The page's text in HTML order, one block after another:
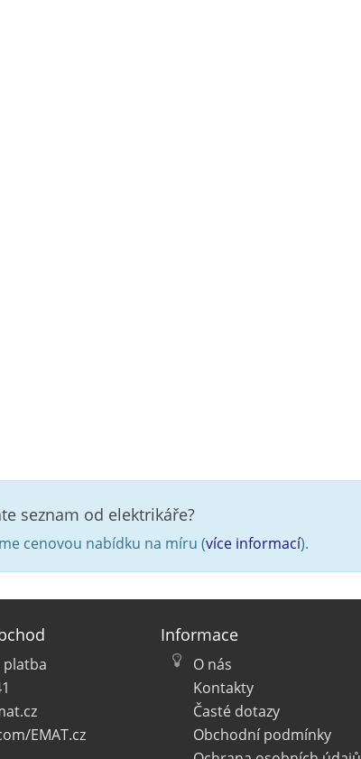
seznam od elektrikáře?
cenovou nabídku na míru (více informací).
platba
EMAT.cz
Informace
O nás
Kontakty
Časté dotazy
Obchodní podmínky